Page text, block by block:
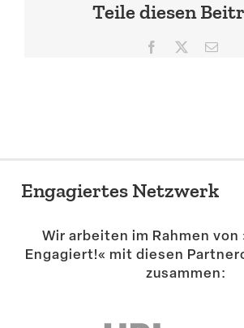
Suche
Teile diesen
Facebook E-
Engagiertes Netzwerk
Wir arbeiten im Rahmen von
Engagiert!« mit diesen
zusammen: